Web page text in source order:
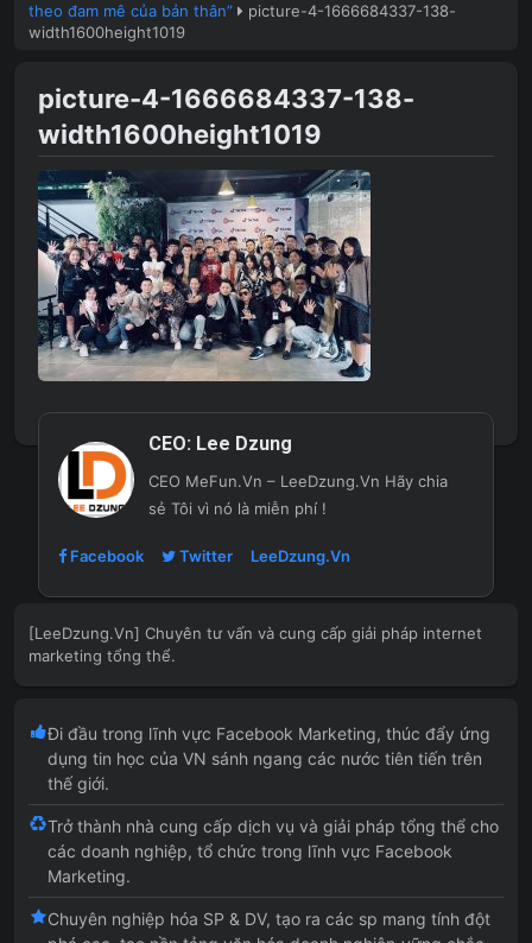
theo đam mê của bản thân”
picture-4-1666684337-138-
width1600height1019
picture-4-1666684337-138-
width1600height1019
CEO: Lee Dzung
CEO MeFun.Vn – LeeDzung.Vn Hãy chia
sẻ Tôi vì nó là miễn phí !
Facebook Twitter LeeDzung.Vn
[LeeDzung.Vn] Chuyên tư vấn và cung cấp giải pháp internet
marketing tổng thể.
Đi đầu trong lĩnh vực Facebook Marketing, thúc đẩy ứng
dụng tin học của VN sánh ngang các nước tiên tiến trên
thế giới.
Trở thành nhà cung cấp dịch vụ và giải pháp tổng thể cho
các doanh nghiệp, tổ chức trong lĩnh vực Facebook
Marketing.
Chuyên nghiệp hóa SP & DV, tạo ra các sp mang tính đột